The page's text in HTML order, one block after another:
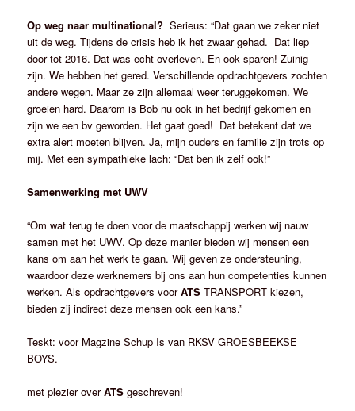
Op weg naar multinational? Serieus: “Dat gaan we zeker niet
uit de weg. Tijdens de crisis heb ik het zwaar gehad. Dat liep
door tot 2016. Dat was echt overleven. En ook sparen! Zuinig
zijn. We hebben het gered. Verschillende opdrachtgevers zochten
andere wegen. Maar ze zijn allemaal weer teruggekomen. We
groeien hard. Daarom is Bob nu ook in het bedrijf gekomen en
zijn we een bv geworden. Het gaat goed! Dat betekent dat we
extra alert moeten blijven. Ja, mijn ouders en familie zijn trots op
mij. Met een sympathieke lach: “Dat ben ik zelf ook!”
Samenwerking met UWV
“Om wat terug te doen voor de maatschappij werken wij nauw
samen met het UWV. Op deze manier bieden wij mensen een
kans om aan het werk te gaan. Wij geven ze ondersteuning,
waardoor deze werknemers bij ons aan hun competenties kunnen
werken. Als opdrachtgevers voorATSTRANSPORT kiezen,
bieden zij indirect deze mensen ook een kans.”
Teskt: voor Magzine Schup Is van RKSV GROESBEEKSE
BOYS.
met plezier overATSgeschreven!